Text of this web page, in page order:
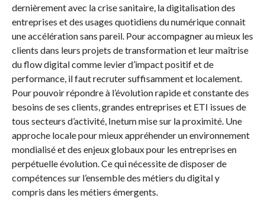
dernièrement avec la crise sanitaire, la digitalisation des
entreprises et des usages quotidiens du numérique connait
une accélération sans pareil. Pour accompagner au mieux les
clients dans leurs projets de transformation et leur maîtrise
du flow digital comme levier d’impact positif et de
performance, il faut recruter suffisamment et localement.
Pour pouvoir répondre à l’évolution rapide et constante des
besoins de ses clients, grandes entreprises et ETI issues de
tous secteurs d’activité, Inetum mise sur la proximité. Une
approche locale pour mieux appréhender un environnement
mondialisé et des enjeux globaux pour les entreprises en
perpétuelle évolution. Ce qui nécessite de disposer de
compétences sur l’ensemble des métiers du digital y
compris dans les métiers émergents.